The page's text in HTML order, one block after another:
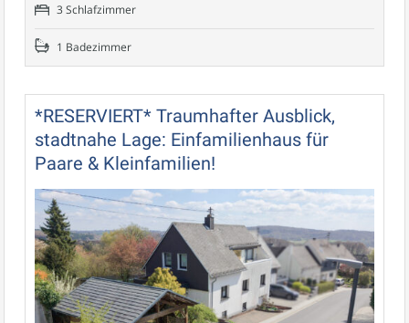
3 Schlafzimmer
1 Badezimmer
*RESERVIERT* Traumhafter Ausblick,
stadtnahe Lage: Einfamilienhaus für
Paare & Kleinfamilien!